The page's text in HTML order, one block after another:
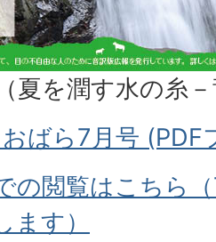
夏を潤す水の糸
ばら7月号 (PDF
の閲覧はこちら
す）